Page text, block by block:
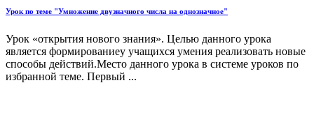
Урок по теме "Умножение двузначного числа на однозначное"
Урок «открытия нового знания». Целью данного урока
является формированиеу учащихся умения реализовать новые
способы действий.Место данного урока в системе уроков по
избранной теме. Первый ...